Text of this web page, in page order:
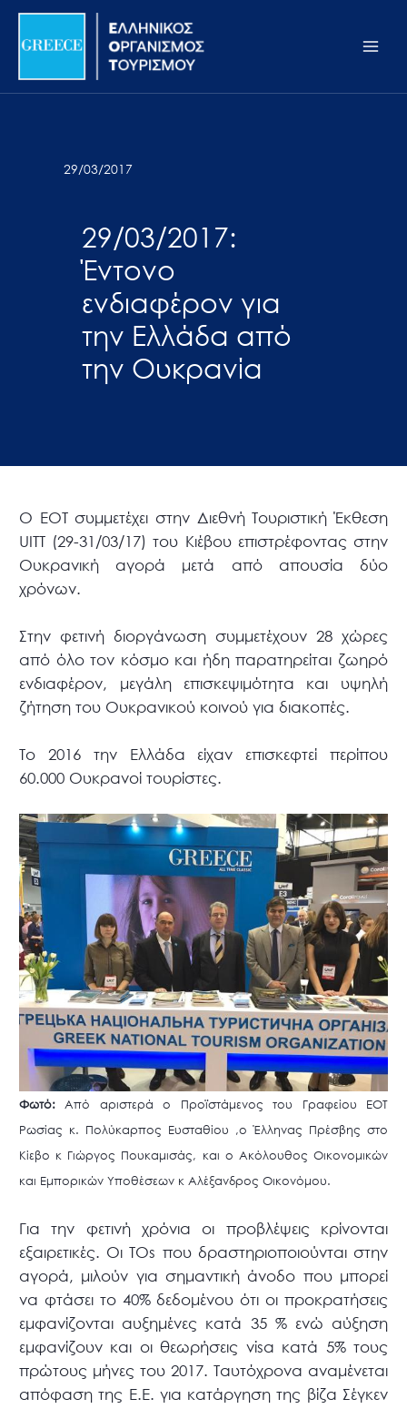
Σημείωση:
ιστότοπος
προσβασιμότητας.
Μετάβαση
περιεχόμενο
29/03/2017
29/03/2017:
Έντονο
ενδιαφέρον για
την Ελλάδα από
την Ουκρανία
Ο ΕΟΤ συμμετέχει στην Διεθνή Τουριστική Έκθεση
UITT (29-31/03/17) του Κιέβου επιστρέφοντας στην
Ουκρανική αγορά μετά από απουσία δύο
χρόνων.
Στην φετινή διοργάνωση συμμετέχουν 28 χώρες
από όλο τον κόσμο και ήδη παρατηρείται ζωηρό
ενδιαφέρον, μεγάλη επισκεψιμότητα και υψηλή
ζήτηση του Ουκρανικού κοινού για διακοπές.
Το 2016 την Ελλάδα είχαν επισκεφτεί περίπου
60.000 Ουκρανοί τουρίστες.
Φωτό: Από αριστερά ο Προϊστάμενος του Γραφείου ΕΟΤ
Ρωσίας κ. Πολύκαρπος Ευσταθίου ,ο Έλληνας Πρέσβης στο
Κίεβο κ Γιώργος Πουκαμισάς, και ο Ακόλουθος Οικονομικών
και Εμπορικών Υποθέσεων κ Αλέξανδρος Οικονόμου.
Για την φετινή χρόνια οι προβλέψεις κρίνονται
εξαιρετικές. Οι ΤΟs που δραστηριοποιούνται στην
αγορά, μιλούν για σημαντική άνοδο που μπορεί
να φτάσει το 40% δεδομένου ότι οι προκρατήσεις
εμφανίζονται αυξημένες κατά 35 % ενώ αύξηση
εμφανίζουν και οι θεωρήσεις visa κατά 5% τους
πρώτους μήνες του 2017. Ταυτόχρονα αναμένεται
απόφαση της Ε.Ε. για κατάργηση της βίζα Σέγκεν